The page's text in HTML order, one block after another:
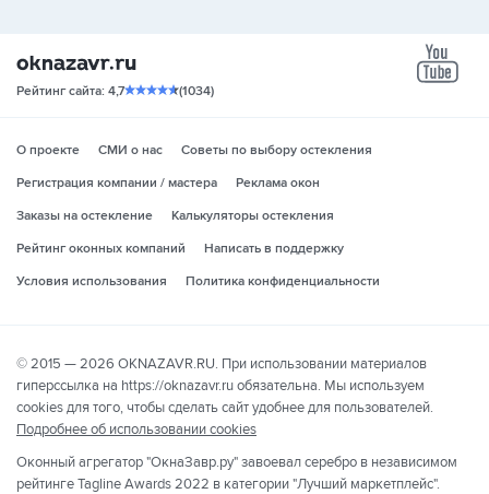
Рейтинг сайта: 4,7 (1034)
О проекте СМИ о нас
Советы по выбору остекления
Регистрация компании / мастера
Реклама окон
Заказы на остекление
Калькуляторы остекления
Рейтинг оконных компаний
Написать в поддержку
Условия использования
Политика конфиденциальности
© 2015 — 2026 OKNAZAVR.RU. При использовании материалов
гиперссылка на https://oknazavr.ru обязательна. Мы используем
cookies для того, чтобы сделать сайт удобнее для пользователей.
Подробнее об использовании cookies
Оконный агрегатор "ОкнаЗавр.ру" завоевал серебро в независимом
рейтинге Tagline Awards 2022 в категории "Лучший маркетплейс".